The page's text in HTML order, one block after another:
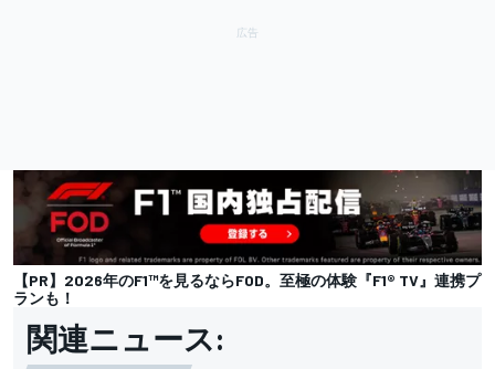
【PR】2026年のF1™を見るならFOD。至極の体験『F1® TV』連携プ
ランも！
関連ニュース: